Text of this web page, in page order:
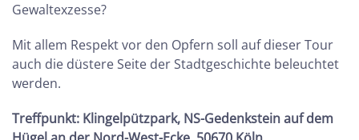
Gewaltexzesse?
Mit allem Respekt vor den Opfern soll auf dieser Tour
auch die düstere Seite der Stadtgeschichte beleuchtet
werden.
Treffpunkt: Klingelpützpark, NS-Gedenkstein auf dem